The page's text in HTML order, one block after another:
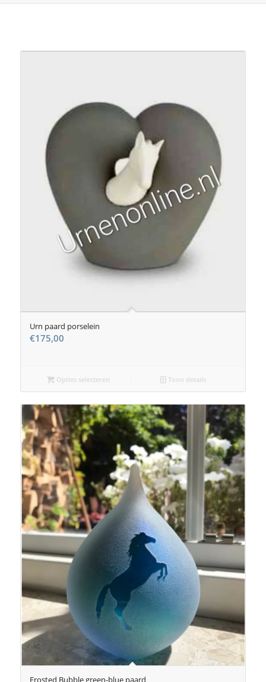
Urn paard porselein
€175,00
Opties selecteren Toon details